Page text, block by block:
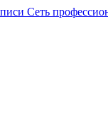
Сеть